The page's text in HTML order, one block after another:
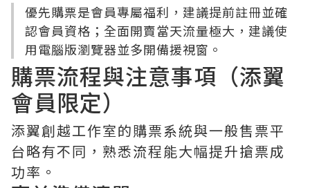
優先購票是會員專屬福利，建議提前註冊並確
認會員資格；全面開賣當天流量極大，建議使
用電腦版瀏覽器並多開備援視窗。
購票流程與注意事項（添翼
會員限定）
添翼創越工作室的購票系統與一般售票平
台略有不同，熟悉流程能大幅提升搶票成
功率。